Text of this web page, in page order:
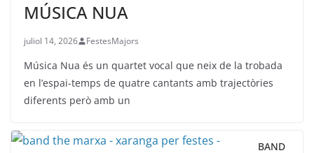
MÚSICA NUA
juliol 14, 2026 FestesMajors
Música Nua és un quartet vocal que neix de la trobada
en l’espai-temps de quatre cantants amb trajectòries
diferents però amb un
BAND